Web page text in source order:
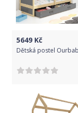
5649 Kč